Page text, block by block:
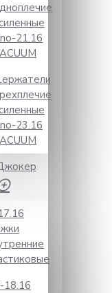
21.16
23.16
18.16